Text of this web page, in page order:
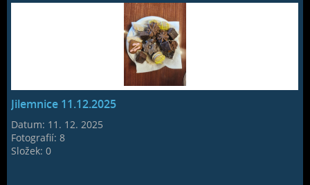
Jilemnice 11.12.2025
Datum: 11. 12. 2025
Fotografií:8
Složek:0